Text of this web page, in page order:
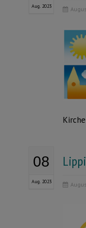
Aug. 2023
08
Aug. 2023